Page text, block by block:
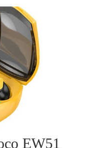
EW51